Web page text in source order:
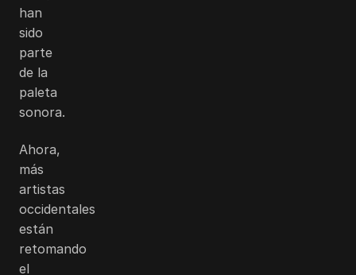
han
sido
parte
de la
paleta
sonora.
Ahora,
más
artistas
occidentales
están
retomando
el